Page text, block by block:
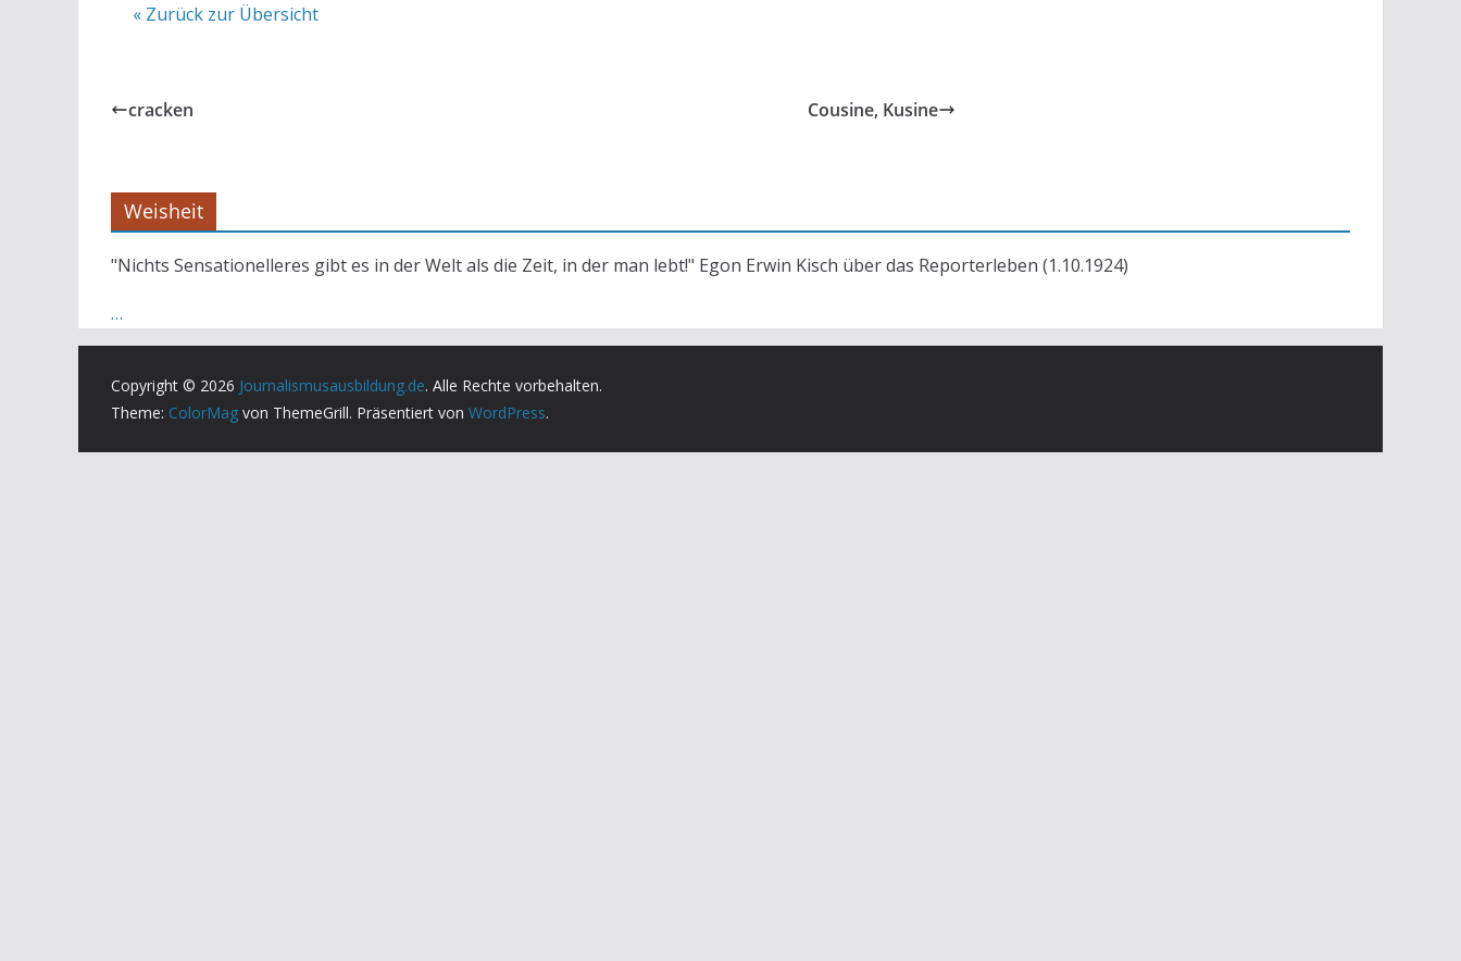
« Zurück zur Übersicht
cracken Cousine, Kusine
Weisheit
"Nichts Sensationelleres gibt es in der Welt als die Zeit, in der man lebt!" Egon Erwin Kisch über das Reporterleben (1.10.1924)
…
Copyright © 2026 Journalismusausbildung.de. Alle Rechte vorbehalten.
Theme: ColorMag von ThemeGrill. Präsentiert von WordPress.